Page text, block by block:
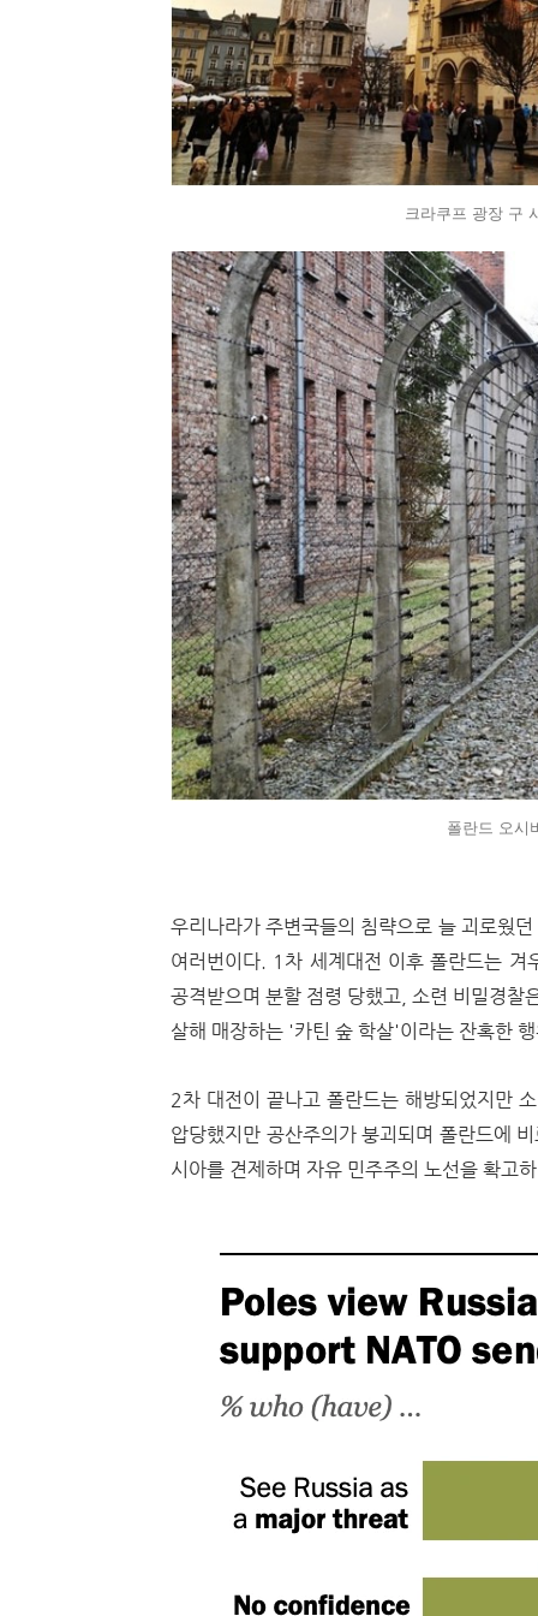
크라쿠프 광장 구
폴란드 오시
우리나라가 주변국들의 침략으로 늘 괴로웠
여러번이다. 1차 세계대전 이후 폴란드는 겨
공격받으며 분할 점령 당했고, 소련 비밀경찰
살해 매장하는 '카틴 숲 학살'이라는 잔혹한
2차 대전이 끝나고 폴란드는 해방되었지만
압당했지만 공산주의가 붕괴되며 폴란드에
시아를 견제하며 자유 민주주의 노선을 확고